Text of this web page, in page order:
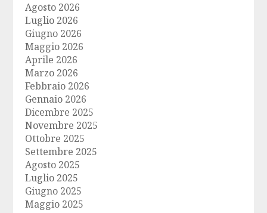
Agosto 2026
Luglio 2026
Giugno 2026
Maggio 2026
Aprile 2026
Marzo 2026
Febbraio 2026
Gennaio 2026
Dicembre 2025
Novembre 2025
Ottobre 2025
Settembre 2025
Agosto 2025
Luglio 2025
Giugno 2025
Maggio 2025